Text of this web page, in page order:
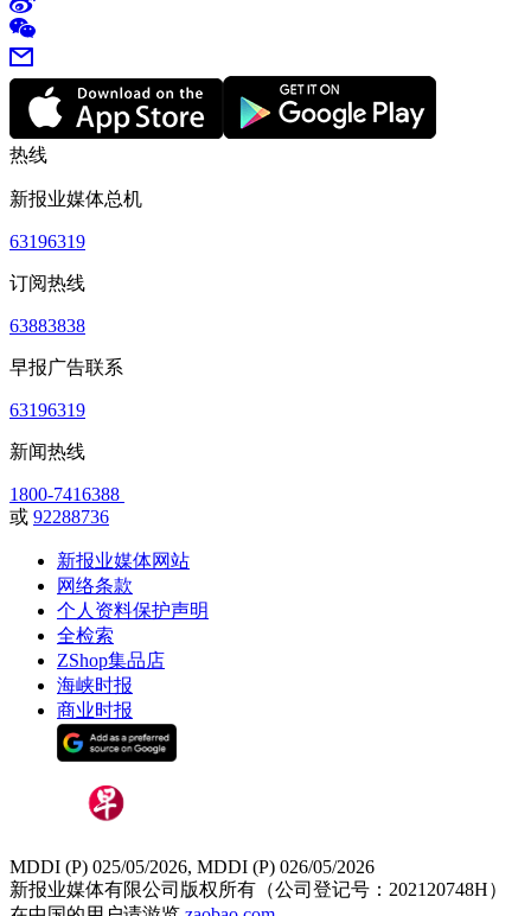
热线
新报业媒体总机
63196319
订阅热线
63883838
早报广告联系
63196319
新闻热线
1800-7416388
或 92288736
新报业媒体网站
网络条款
个人资料保护声明
全检索
ZShop集品店
海峡时报
商业时报
MDDI (P) 025/05/2026, MDDI (P) 026/05/2026
新报业媒体有限公司版权所有（公司登记号：202120748H）